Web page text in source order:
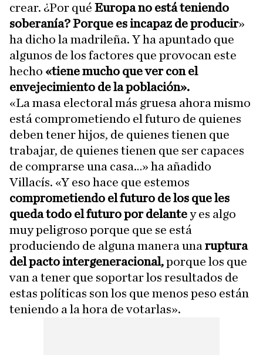
crear. ¿Por qué Europa no está teniendo
soberanía? Porque es incapaz de producir»
ha dicho la madrileña. Y ha apuntado que
algunos de los factores que provocan este
hecho «tiene mucho que ver con el
envejecimiento de la población».
«La masa electoral más gruesa ahora mismo
está comprometiendo el futuro de quienes
deben tener hijos, de quienes tienen que
trabajar, de quienes tienen que ser capaces
de comprarse una casa…» ha añadido
Villacís. «Y eso hace que estemos
comprometiendo el futuro de los que les
queda todo el futuro por delantey es algo
muy peligroso porque que se está
produciendo de alguna manera una ruptura
del pacto intergeneracional,porque los que
van a tener que soportar los resultados de
estas políticas son los que menos peso están
teniendo a la hora de votarlas».